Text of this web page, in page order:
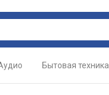
Бытовая техника